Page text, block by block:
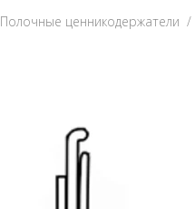
Полочные ценникодержатели